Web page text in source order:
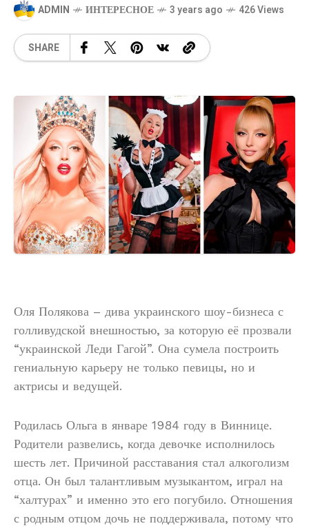
ADMIN ИНТЕРЕСНОЕ 3 years ago 426 Views
SHARE
Оля Полякова – дива украинского шоу-бизнеса с
голливудской внешностью, за которую её прозвали
“украинской Леди Гагой”. Она сумела построить
гениальную карьеру не только певицы, но и
актрисы и ведущей.
Родилась Ольга в январе 1984 году в Виннице.
Родители развелись, когда девочке исполнилось
шесть лет. Причиной расставания стал алкоголизм
отца. Он был талантливым музыкантом, играл на
“халтурах” и именно это его погубило. Отношения
с родным отцом дочь не поддерживала, потому что